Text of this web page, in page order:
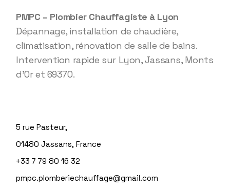
PMPC – Plombier Chauffagiste à Lyon
Dépannage, installation de chaudière,
climatisation, rénovation de salle de bains.
Intervention rapide sur Lyon, Jassans, Monts
d’Or et 69370.
5 rue Pasteur,
01480 Jassans, France
+33 7 79 80 16 32
pmpc.plomberiechauffage@gmail.com